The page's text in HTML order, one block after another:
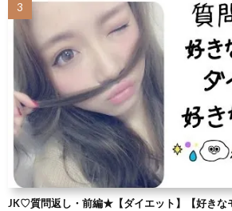
JK♡質問返し・前編★【ダイエット】【好き